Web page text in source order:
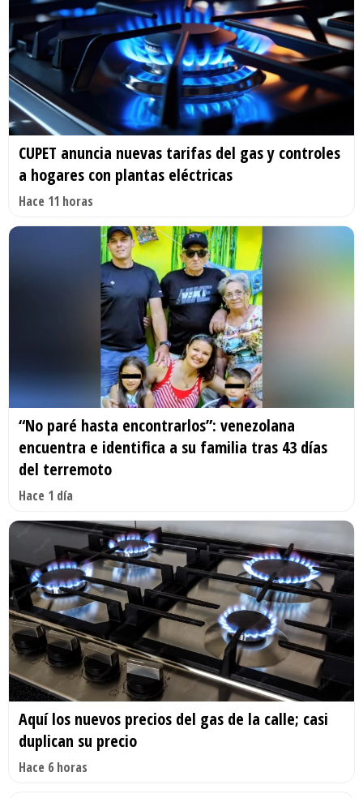
CUPET anuncia nuevas tarifas del gas y controles
a hogares con plantas eléctricas
Hace 11 horas
“No paré hasta encontrarlos”: venezolana
encuentra e identifica a su familia tras 43 días
del terremoto
Hace 1 día
Aquí los nuevos precios del gas de la calle; casi
duplican su precio
Hace 6 horas